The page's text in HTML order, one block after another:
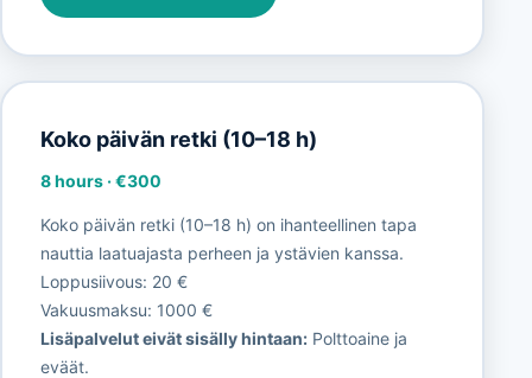
Koko päivän retki (10–18 h)
8 hours·€300
Koko päivän retki (10–18 h) on ihanteellinen tapa
nauttia laatuajasta perheen ja ystävien kanssa.
Loppusiivous: 20 €
Vakuusmaksu: 1000 €
Lisäpalvelut eivät sisälly hintaan:Polttoaine ja
eväät.